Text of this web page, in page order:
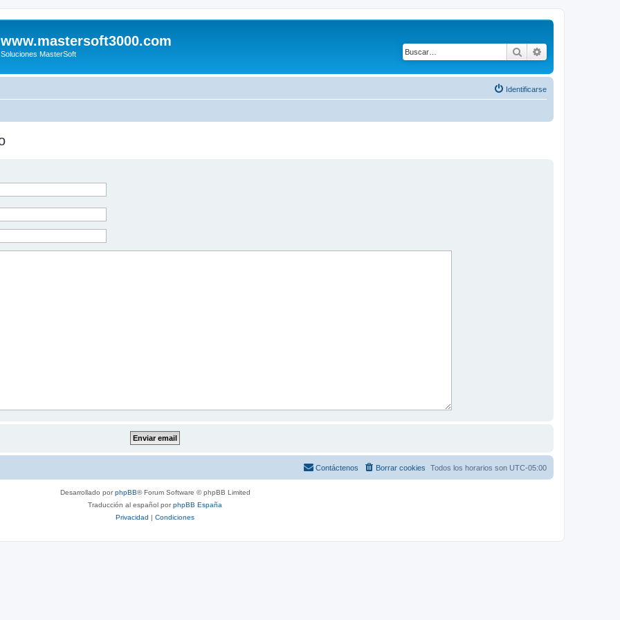
www.mastersoft3000.com
Soluciones MasterSoft Buscar
Identificarse
Todos los horarios son UTC-05:00
Borrar cookies
Contáctenos
Desarrollado porphpBB® Forum Software © phpBB Limited
Traducción al español porphpBB España
Privacidad | Condiciones